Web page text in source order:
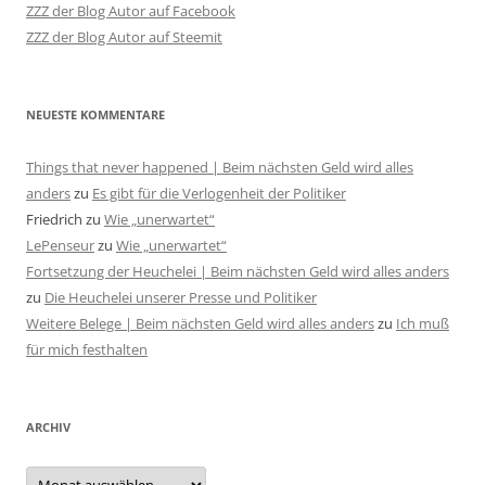
ZZZ der Blog Autor auf Facebook
ZZZ der Blog Autor auf Steemit
NEUESTE KOMMENTARE
Things that never happened | Beim nächsten Geld wird alles
anderszu Es gibt für die Verlogenheit der Politiker
Friedrich zu Wie „unerwartet“
LePenseurzu Wie „unerwartet“
Fortsetzung der Heuchelei | Beim nächsten Geld wird alles anders
zu Die Heuchelei unserer Presse und Politiker
Weitere Belege | Beim nächsten Geld wird alles anderszu Ich muß
für mich festhalten
ARCHIV
Archiv